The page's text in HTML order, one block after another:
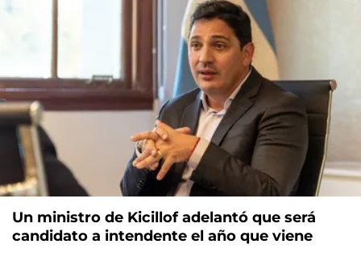
Un ministro de Kicillof adelantó que será
candidato a intendente el año que viene